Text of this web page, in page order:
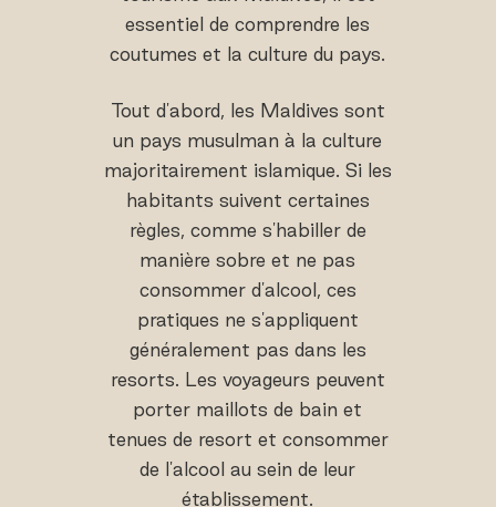
essentiel de comprendre les
coutumes et la culture du pays.
Tout d'abord, les Maldives sont
un pays musulman à la culture
majoritairement islamique. Si les
habitants suivent certaines
règles, comme s'habiller de
manière sobre et ne pas
consommer d'alcool, ces
pratiques ne s'appliquent
généralement pas dans les
resorts. Les voyageurs peuvent
porter maillots de bain et
tenues de resort et consommer
de l'alcool au sein de leur
établissement.